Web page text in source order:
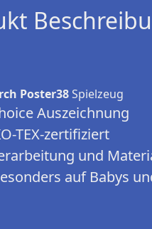
Poster38Spielzeug
Auszeichnung
TEX-zertifiziert
und
auf Babys